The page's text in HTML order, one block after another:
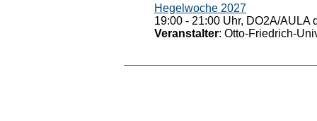
Hegelwoche 2027
19:00 - 21:00 Uhr, DO2A/
Veranstalter: Otto-Friedrich-